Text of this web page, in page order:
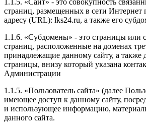
1.1.5. «Сайт» - это совокупность
страниц, размещенных в сети Интернет
адресу (URL): lks24.ru, а также его
1.1.6. «Субдомены» - это страницы или
страниц, расположенные на доменах
принадлежащие данному сайту, а также
страницы, внизу который указана
Администрации
1.1.5. «Пользователь сайта» (далее
имеющее доступ к данному сайту,
и использующее информацию,
данного сайта.